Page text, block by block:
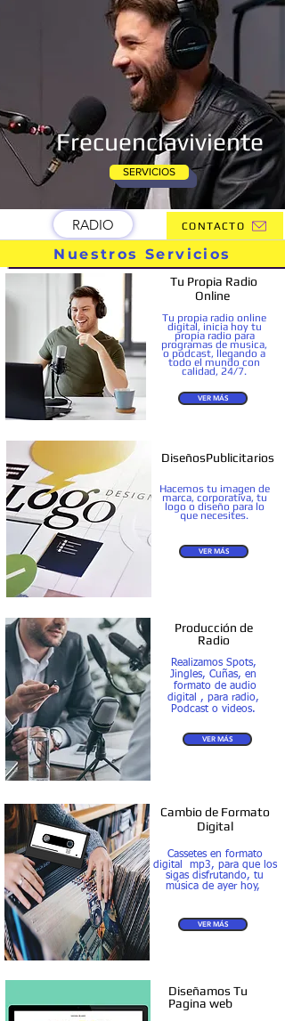
Frecuenciaviviente
SERVICIOS
RADIO CONTACTO
Nuestros Servicios
Tu Propia Radio
Online
VER MÁS
Tu propia radio online
digital, inicia hoy tu
propia radio para
programas de musica,
o podcast, llegando a
todo el mundo con
calidad, 24/7.
DiseñosPublicitarios
Hacemos tu imagen de
marca, corporativa, tu
logo o diseño para lo
que necesites.
VER MÁS
Producción de
Radio
Realizamos Spots,
Jingles, Cuñas, en
formato de audio
digital , para radio,
Podcast o videos.
VER MÁS
Cambio de Formato
Digital
Cassetes en formato
digital mp3, para que los
sigas disfrutando, tu
música de ayer hoy,
VER MÁS
Diseñamos Tu
Pagina web